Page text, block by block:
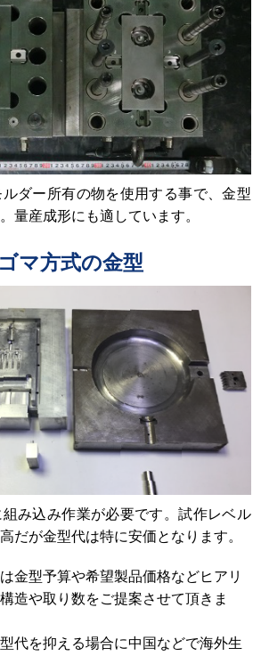
ダー所有の物を使用する事で、金型
量産成形にも適しています。
マ方式の金型
み込み作業が必要です。試作レベル
だが金型代は特に安価となります。
金型予算や希望製品価格などヒアリ
造や取り数をご提案させて頂きま
代を抑える場合に中国などで海外生